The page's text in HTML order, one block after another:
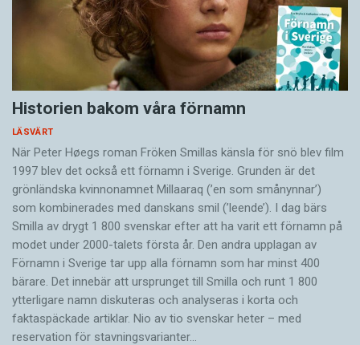
Historien bakom våra förnamn
LÄSVÄRT
När Peter Høegs roman Fröken Smillas känsla för snö blev film
1997 blev det också ett förnamn i Sverige. Grunden är det
grönländska kvinnonamnet Millaaraq (’en som smånynnar’)
som kombinerades med danskans smil (’leende’). I dag bärs
Smilla av drygt 1 800 svenskar efter att ha varit ett förnamn på
modet under 2000-talets första år. Den andra upplagan av
Förnamn i Sverige tar upp alla förnamn som har minst 400
bärare. Det innebär att ursprunget till Smilla och runt 1 800
ytterligare namn diskuteras och analyseras i korta och
faktaspäckade artiklar. Nio av tio svenskar heter – med
reservation för stavningsvarianter…